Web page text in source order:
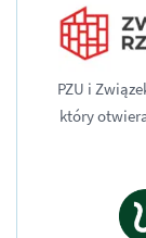
PZU i
który